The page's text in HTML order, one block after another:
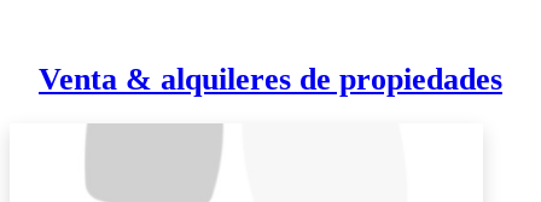
Venta & alquileres de propiedades